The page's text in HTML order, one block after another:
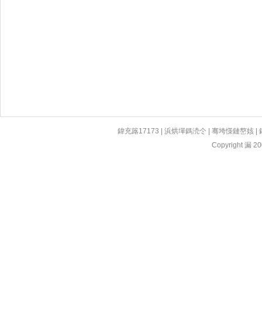
鍏充簬17173 |浜烘墠鎷涜仒 |骞垮憡鏈嶅姟 |
Copyright 漏